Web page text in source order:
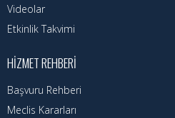
Videolar
Etkinlik Takvimi
HIZMET REHBERI
Başvuru Rehberi
Meclis Kararları